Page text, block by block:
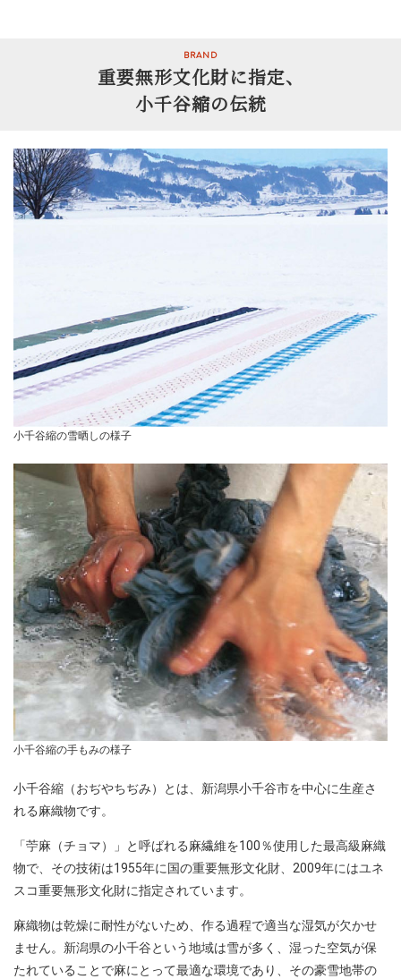
BRAND
重要無形文化財に指定、
小千谷縮の伝統
小千谷縮の雪晒しの様子
小千谷縮の手もみの様子
小千谷縮（おぢやちぢみ）とは、新潟県小千谷市を中心に生産さ
れる麻織物です。
「苧麻（チョマ）」と呼ばれる麻繊維を100％使用した最高級麻織
物で、その技術は1955年に国の重要無形文化財、2009年にはユネ
スコ重要無形文化財に指定されています。
麻織物は乾燥に耐性がないため、作る過程で適当な湿気が欠かせ
ません。新潟県の小千谷という地域は雪が多く、湿った空気が保
たれていることで麻にとって最適な環境であり、その豪雪地帯の